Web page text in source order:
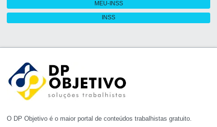
MEU-INSS
INSS
O DP Objetivo é o maior portal de conteúdos trabalhistas gratuito.